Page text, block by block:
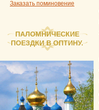
Заказать поминовение
ПАЛОМНИЧЕСКИЕ
ПОЕЗДКИ В ОПТИНУ.